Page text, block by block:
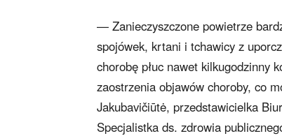
— Zanieczyszczone powietrze
spojówek, krtani i tchawicy z
chorobę płuc nawet kilkugodzinny
zaostrzenia objawów choroby, co
Jakubavičiūtė, przedstawicielka
Specjalistka ds. zdrowia